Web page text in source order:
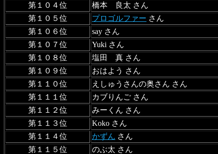
第１０４位
橋本 良太 さん
第１０５位
プロゴルファー さん
第１０６位
say さん
第１０７位
Yuki さん
第１０８位
塩田 真 さん
第１０９位
おはよう さん
第１１０位
えしゅうさんの奥さん さん
第１１１位
カブりんご さん
第１１２位
みーくん さん
第１１３位
Koko さん
第１１４位
かずん さん
第１１５位
のぶ太 さん